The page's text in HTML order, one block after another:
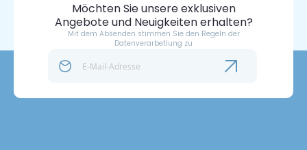
Möchten Sie unsere exklusiven
Angebote und Neuigkeiten erhalten?
Mit dem Absenden stimmen Sie den Regeln der
Datenverarbetiung zu